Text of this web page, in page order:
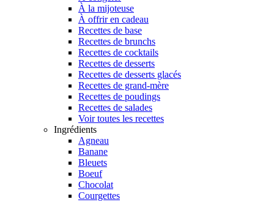
À la mijoteuse
À offrir en cadeau
Recettes de base
Recettes de brunchs
Recettes de cocktails
Recettes de desserts
Recettes de desserts glacés
Recettes de grand-mère
Recettes de poudings
Recettes de salades
Voir toutes les recettes
Ingrédients
Agneau
Banane
Bleuets
Boeuf
Chocolat
Courgettes